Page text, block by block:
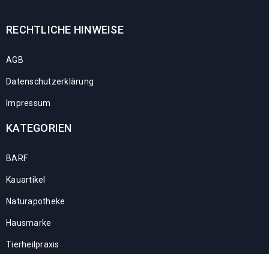
RECHTLICHE HINWEISE
AGB
Datenschutzerklärung
Impressum
KATEGORIEN
BARF
Kauartikel
Naturapotheke
Hausmarke
Tierheilpraxis